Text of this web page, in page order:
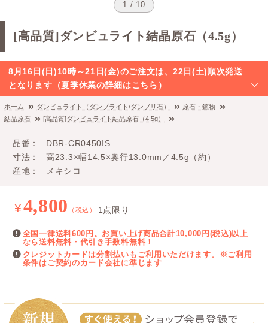
1 / 10
[高品質]ダンビュライト結晶原石（4.5g）
8月16日(日)10時～21日(金)のご注文は、22日(土)順次発送
となります（夏季休業の詳細はこちら）
ホーム ダンビュライト（ダンブライト/ダンブリ石）
原石・鉱物
結晶原石
[高品質]ダンビュライト結晶原石（4.5g）
品番
DBR-CR0450IS
寸法
高23.3×幅14.5×奥行13.0mm／4.5g（約）
産地
メキシコ
¥4,800 （税込） 1点限り
全国一律送料600円。お買い上げ商品合計10,000円(税込)以上
なら送料無料・代引き手数料無料！
クレジットカードは分割払いもご利用いただけます。※ご利用
条件はご契約のカード会社に準じます